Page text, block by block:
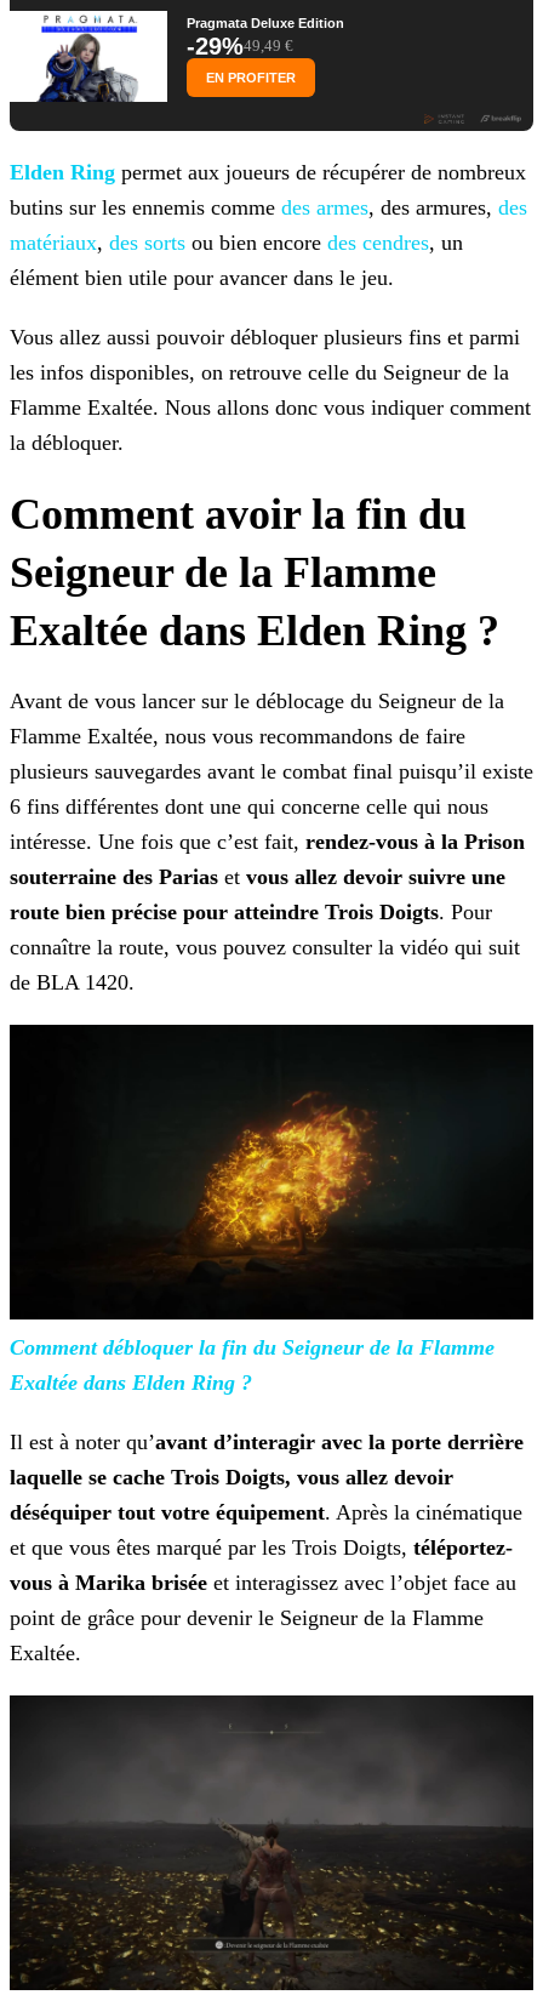
Pragmata Deluxe Edition
-29%49,49 €
EN PROFITER
Elden Ring permet aux joueurs de récupérer de nombreux
butins sur les ennemis comme des armes, des armures, des
matériaux, des sorts ou bien encore des cendres, un
élément bien utile pour avancer dans le jeu.
Vous allez aussi pouvoir débloquer plusieurs fins et parmi
les infos disponibles, on retrouve celle du Seigneur de la
Flamme Exaltée. Nous allons donc vous indiquer comment
la débloquer.
Comment avoir la fin du
Seigneur de la Flamme
Exaltée dans Elden Ring ?
Avant de vous lancer sur le déblocage du Seigneur de la
Flamme Exaltée, nous vous recommandons de faire
plusieurs sauvegardes avant le combat final puisqu’il existe
6 fins différentes dont une qui concerne celle qui nous
intéresse. Une fois que c’est fait, rendez-vous à la Prison
souterraine des Parias et vous allez devoir suivre une
route bien précise pour atteindre Trois Doigts. Pour
connaître la route, vous pouvez consulter la vidéo qui suit
de BLA 1420.
Comment débloquer la fin du Seigneur de la Flamme
Exaltée dans Elden Ring ?
Il est à noter qu’avant d’interagir avec la porte derrière
laquelle se cache Trois Doigts, vous allez devoir
déséquiper tout votre équipement. Après la cinématique
et que vous êtes marqué par les Trois Doigts, téléportez-
vous à Marika brisée et interagissez avec l’objet face au
point de grâce pour devenir le Seigneur de la Flamme
Exaltée.